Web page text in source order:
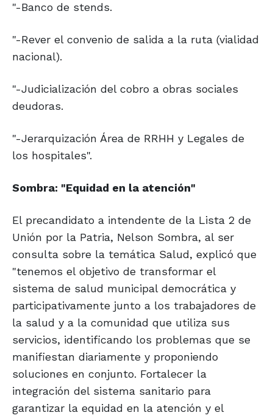
"-Banco de stends.
"-Rever el convenio de salida a la ruta (vialidad
nacional).
"-Judicialización del cobro a obras sociales
deudoras.
"-Jerarquización Área de RRHH y Legales de
los hospitales".
Sombra: "Equidad en la atención"
El precandidato a intendente de la Lista 2 de
Unión por la Patria, Nelson Sombra, al ser
consulta sobre la temática Salud, explicó que
"tenemos el objetivo de transformar el
sistema de salud municipal democrática y
participativamente junto a los trabajadores de
la salud y a la comunidad que utiliza sus
servicios, identificando los problemas que se
manifiestan diariamente y proponiendo
soluciones en conjunto. Fortalecer la
integración del sistema sanitario para
garantizar la equidad en la atención y el